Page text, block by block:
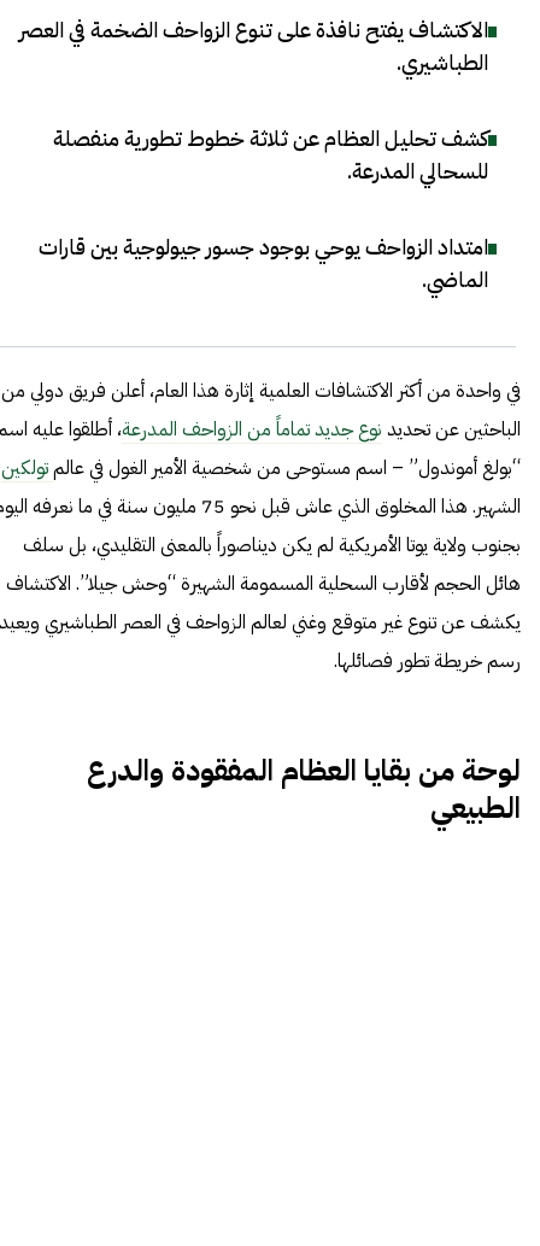
الاكتشاف يفتح نافذة على تنوع الزواحف الضخمة في العصر
الطباشيري.
كشف تحليل العظام عن ثلاثة خطوط تطورية منفصلة
للسحالي المدرعة.
امتداد الزواحف يوحي بوجود جسور جيولوجية بين قارات
الماضي.
في واحدة من أكثر الاكتشافات العلمية إثارة هذا العام، أعلن فريق دولي من
الباحثين عن تحديد نوع جديد تماماً من الزواحف المدرعة، أطلقوا عليه
“بولغ أموندول” – اسم مستوحى من شخصية الأمير الغول في عالمتولكين
الشهير. هذا المخلوق الذي عاش قبل نحو 75 مليون سنة في ما نعرفه
بجنوب ولاية يوتا الأمريكية لم يكن ديناصوراً بالمعنى التقليدي، بل سلف
هائل الحجم لأقارب السحلية المسمومة الشهيرة “وحش جيلا”. الاكتشاف
يكشف عن تنوع غير متوقع وغني لعالم الزواحف في العصر الطباشيري ويعيد
رسم خريطة تطور فصائلها.
لوحة من بقايا العظام المفقودة والدرع
الطبيعي